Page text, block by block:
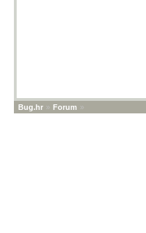
Bug.hr » Forum »